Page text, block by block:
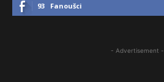
93 Fanoušci
- Advertisement -